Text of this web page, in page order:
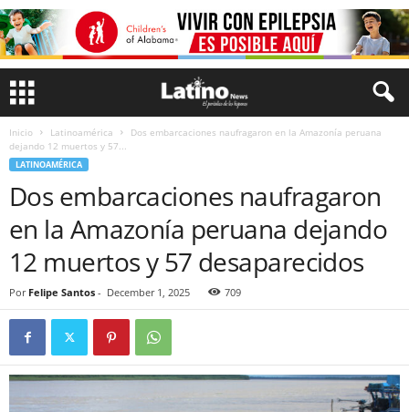
Inicio Latinoamérica
Dos embarcaciones naufragaron en la Amazonía peruana
dejando 12 muertos y 57...
LATINOAMÉRICA
Dos embarcaciones naufragaron
en la Amazonía peruana dejando
12 muertos y 57 desaparecidos
Por Felipe Santos - December 1, 2025 709